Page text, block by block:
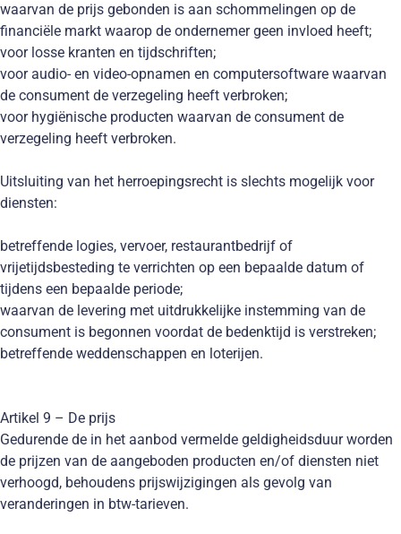
waarvan de prijs gebonden is aan schommelingen op de
financiële markt waarop de ondernemer geen invloed heeft;
voor losse kranten en tijdschriften;
voor audio- en video-opnamen en computersoftware waarvan
de consument de verzegeling heeft verbroken;
voor hygiënische producten waarvan de consument de
verzegeling heeft verbroken.
Uitsluiting van het herroepingsrecht is slechts mogelijk voor
diensten:
betreffende logies, vervoer, restaurantbedrijf of
vrijetijdsbesteding te verrichten op een bepaalde datum of
tijdens een bepaalde periode;
waarvan de levering met uitdrukkelijke instemming van de
consument is begonnen voordat de bedenktijd is verstreken;
betreffende weddenschappen en loterijen.
Artikel 9 – De prijs
Gedurende de in het aanbod vermelde geldigheidsduur worden
de prijzen van de aangeboden producten en/of diensten niet
verhoogd, behoudens prijswijzigingen als gevolg van
veranderingen in btw-tarieven.